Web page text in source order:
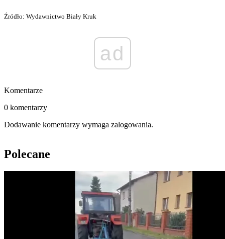
Źródło: Wydawnictwo Biały Kruk
ad
Komentarze
0 komentarzy
Dodawanie komentarzy wymaga zalogowania.
Polecane